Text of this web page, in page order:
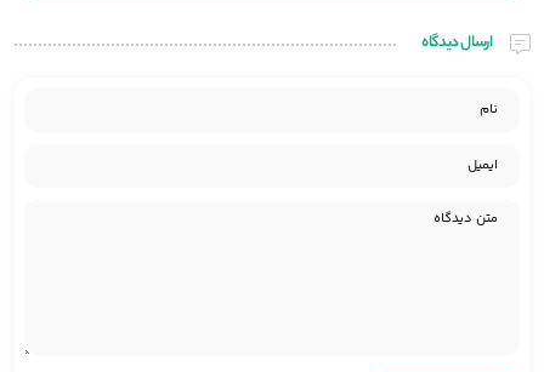
ارسال دیدگاه